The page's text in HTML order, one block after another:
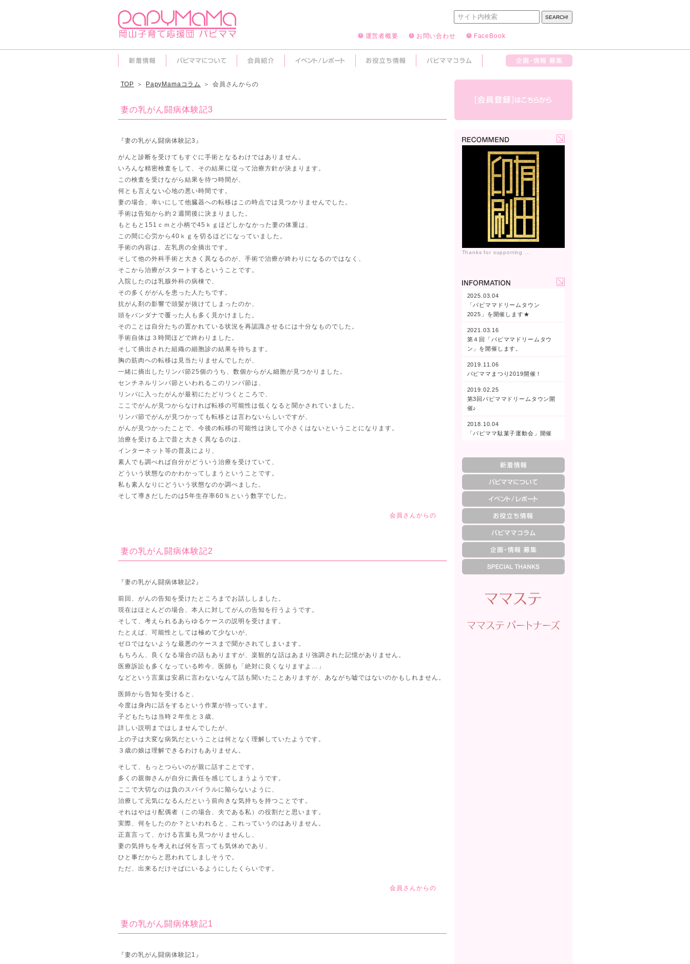
運営者概要 お問い合わせ FaceBook
TOP ＞ PapyMamaコラム ＞ 会員さんからの
妻の乳がん闘病体験記3
『妻の乳がん闘病体験記3』
がんと診断を受けてもすぐに手術となるわけではありません。
いろんな精密検査をして、その結果に従って治療方針が決まります。
この検査を受けながら結果を待つ時間が、
何とも言えない心地の悪い時間です。
妻の場合、幸いにして他臓器への転移はこの時点では見つかりませんでした。
手術は告知から約２週間後に決まりました。
もともと151ｃｍと小柄で45ｋｇほどしかなかった妻の体重は、
この間に心労から40ｋｇを切るほどになっていました。
手術の内容は、左乳房の全摘出です。
そして他の外科手術と大きく異なるのが、手術で治療が終わりになるのではなく、
そこから治療がスタートするということです。
入院したのは乳腺外科の病棟で、
その多くががんを患った人たちです。
抗がん剤の影響で頭髪が抜けてしまったのか、
頭をバンダナで覆った人も多く見かけました。
そのことは自分たちの置かれている状況を再認識させるには十分なものでした。
手術自体は３時間ほどで終わりました。
そして摘出された組織の細胞診の結果を待ちます。
胸の筋肉への転移は見当たりませんでしたが、
一緒に摘出したリンパ節25個のうち、数個からがん細胞が見つかりました。
センチネルリンパ節といわれるこのリンパ節は、
リンパに入ったがんが最初にたどりつくところで、
ここでがんが見つからなければ転移の可能性は低くなると聞かされていました。
リンパ節でがんが見つかっても転移とは言わないらしいですが、
がんが見つかったことで、今後の転移の可能性は決して小さくはないということになります。
治療を受ける上で昔と大きく異なるのは、
インターネット等の普及により、
素人でも調べれば自分がどういう治療を受けていて、
どういう状態なのかわかってしまうということです。
私も素人なりにどういう状態なのか調べました。
そして導きだしたのは5年生存率60％という数字でした。
会員さんからの
妻の乳がん闘病体験記2
『妻の乳がん闘病体験記2』
前回、がんの告知を受けたところまでお話ししました。
現在はほとんどの場合、本人に対してがんの告知を行うようです。
そして、考えられるあらゆるケースの説明を受けます。
たとえば、可能性としては極めて少ないが、
ゼロではないような最悪のケースまで聞かされてしまいます。
もちろん、良くなる場合の話もありますが、楽観的な話はあまり強調された記憶がありません。
医療訴訟も多くなっている昨今、医師も「絶対に良くなりますよ…」
などという言葉は安易に言わないなんて話も聞いたことありますが、あながち嘘ではないのかもしれません。
医師から告知を受けると、
今度は身内に話をするという作業が待っています。
子どもたちは当時２年生と３歳、
詳しい説明まではしませんでしたが、
上の子は大変な病気だということは何となく理解していたようです。
３歳の娘は理解できるわけもありません。
そして、もっとつらいのが親に話すことです。
多くの親御さんが自分に責任を感じてしまうようです。
ここで大切なのは負のスパイラルに陥らないように、
治療して元気になるんだという前向きな気持ちを持つことです。
それはやはり配偶者（この場合、夫である私）の役割だと思います。
実際、何をしたのか？といわれると、これっていうのはありません。
正直言って、かける言葉も見つかりませんし、
妻の気持ちを考えれば何を言っても気休めであり、
ひと事だからと思われてしましそうで。
ただ、出来るだけそばにいるようにしたくらいです。
会員さんからの
妻の乳がん闘病体験記1
『妻の乳がん闘病体験記1』
Thanks for supporting ...
2025.03.04
「パピママドリームタウン
2025」を開催します★
2021.03.16
第４回「パピママドリームタウ
ン」を開催します。
2019.11.06
パピママまつり2019開催！
2019.02.25
第3回パピママドリームタウン開
催♪
2018.10.04
「パピママ駄菓子運動会」開催